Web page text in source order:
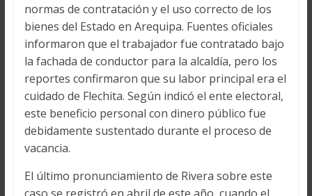
normas de contratación y el uso correcto de los
bienes del Estado en Arequipa. Fuentes oficiales
informaron que el trabajador fue contratado bajo
la fachada de conductor para la alcaldía, pero los
reportes confirmaron que su labor principal era el
cuidado de Flechita. Según indicó el ente electoral,
este beneficio personal con dinero público fue
debidamente sustentado durante el proceso de
vacancia.
El último pronunciamiento de Rivera sobre este